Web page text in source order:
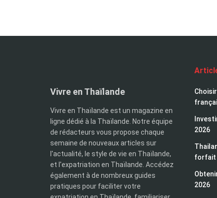
Vivre en Thaïlande
Vivre en Thaïlande est un magazine en
ligne dédié à la Thaïlande. Notre équipe
de rédacteurs vous propose chaque
semaine de nouveaux articles sur
l'actualité, le style de vie en Thaïlande,
et l'expatriation en Thaïlande. Accédez
également à de nombreux guides
pratiques pour faciliter votre
2026
forfait
2026